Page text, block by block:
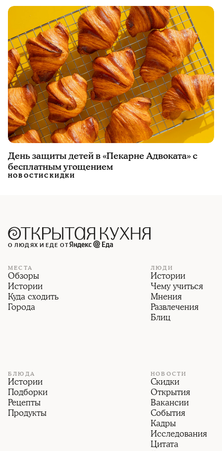
День защиты детей в «Пекарне Адвоката» с
бесплатным угощением
НОВОСТИСКИДКИ
О ЛЮДЯХ И ЕДЕ ОТ
МЕСТА
Обзоры
Истории
Куда сходить
Города
ЛЮДИ
Истории
Чему учиться
Мнения
Развлечения
Блиц
БЛЮДА
Истории
Подборки
Рецепты
Продукты
НОВОСТИ
Скидки
Открытия
Вакансии
События
Кадры
Исследования
Цитата